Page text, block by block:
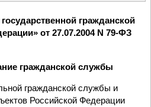
гражданской
от 27.07.2004 N 79-ФЗ
гражданской службы
гражданской службы и
Российской Федерации